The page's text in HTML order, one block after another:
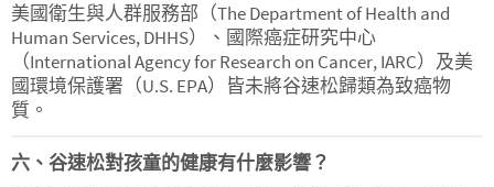
美國衛生與人群服務部（The Department of Health and
Human Services, DHHS）、國際癌症研究中心
（International Agency for Research on Cancer, IARC）及美
國環境保護署（U.S. EPA）皆未將谷速松歸類為致癌物
質。
六、谷速松對孩童的健康有什麼影響？